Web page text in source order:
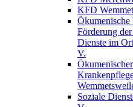
KFD
Ökumenische
Förderung
Dienste im
V.
Ökumenischer
Soziale